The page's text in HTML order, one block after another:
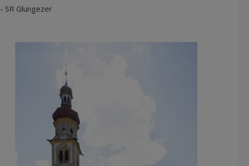
SR Glungezer